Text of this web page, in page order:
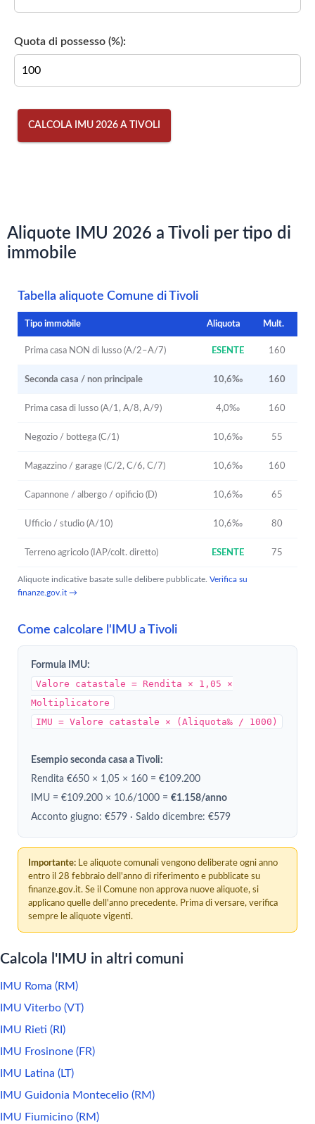
Quota di possesso (%):
CALCOLA IMU 2026 A TIVOLI
Aliquote IMU 2026 a Tivoli per tipo di
immobile
Tabella aliquote Comune di Tivoli
Tipo immobile Aliquota Mult.
Prima casa NON di lusso (A/2–A/7) ESENTE 160
Seconda casa / non principale 10,6‰ 160
Prima casa di lusso (A/1, A/8, A/9) 4,0‰ 160
Negozio / bottega (C/1) 10,6‰ 55
Magazzino / garage (C/2, C/6, C/7) 10,6‰ 160
Capannone / albergo / opificio (D) 10,6‰ 65
Ufficio / studio (A/10) 10,6‰ 80
Terreno agricolo (IAP/colt. diretto) ESENTE 75
Aliquote indicative basate sulle delibere pubblicate. Verifica su
finanze.gov.it →
Come calcolare l'IMU a Tivoli
Formula IMU:
Valore catastale = Rendita × 1,05 ×
Moltiplicatore
IMU = Valore catastale × (Aliquota‰ / 1000)
Esempio seconda casa a Tivoli:
Rendita €650 × 1,05 × 160 = €109.200
IMU = €109.200 × 10.6/1000 = €1.158/anno
Acconto giugno: €579 · Saldo dicembre: €579
Importante: Le aliquote comunali vengono deliberate ogni anno
entro il 28 febbraio dell'anno di riferimento e pubblicate su
finanze.gov.it. Se il Comune non approva nuove aliquote, si
applicano quelle dell'anno precedente. Prima di versare, verifica
sempre le aliquote vigenti.
Calcola l'IMU in altri comuni
IMU Roma (RM)
IMU Viterbo (VT)
IMU Rieti (RI)
IMU Frosinone (FR)
IMU Latina (LT)
IMU Guidonia Montecelio (RM)
IMU Fiumicino (RM)